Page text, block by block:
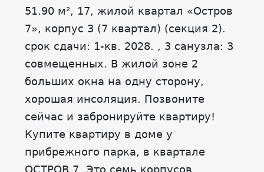
51.90 м², 17, жилой квартал «Остров
7», корпус 3 (7 квартал) (секция 2).
срок сдачи: 1-кв. 2028. , 3 санузла: 3
совмещенных. В жилой зоне 2
больших окна на одну сторону,
хорошая инсоляция. Позвоните
сейчас и забронируйте квартиру!
Купите квартиру в доме у
прибрежного парка, в квартале
ОСТРОВ.7. Это семь корпусов